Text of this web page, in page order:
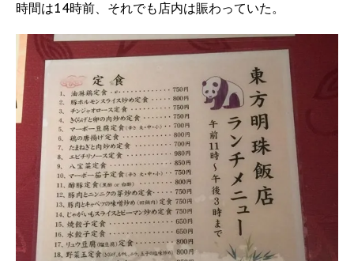
時間は14時前、それでも店内は賑わっていた。